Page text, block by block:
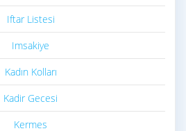
Iftar Listesi
Imsakiye
Kadın Kolları
Kadir Gecesi
Kermes